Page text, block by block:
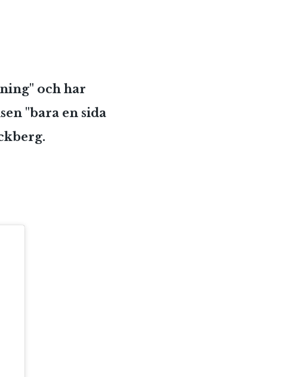
och har
"bara en sida